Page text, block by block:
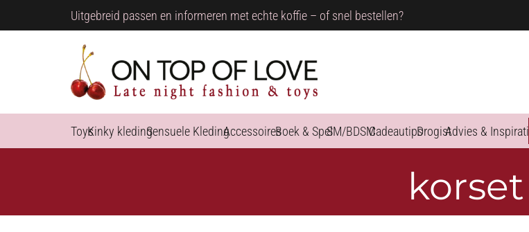
Uitgebreid passen en informeren met echte koffie – of snel bestellen?
ToysKinky kledingSensuele KledingAccessoiresBoek & SpelSM/BDSMCadeautipsDrogistAdvies & Inspiratie
korset